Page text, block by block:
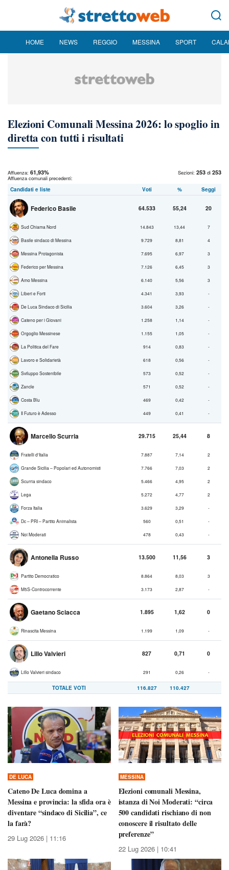
HOME NEWS REGGIO MESSINA SPORT
Elezioni Comunali Messina 2026: lo spoglio in
diretta con tutti i risultati
Affluenza: 61,93%
Affluenza comunali precedenti:
Sezioni: 253 di 253
Candidati e liste Voti % Seggi
Federico Basile
Sud Chiama Nord
Basile sindaco di Messina
Messina Protagonista
Federico per Messina
Amo Messina
Liberi e Forti
De Luca Sindaco di Sicilia
Cateno per i Giovani
Orgoglio Messinese
La Politica del Fare
Lavoro e Solidarietà
Sviluppo Sostenibile
Zancle
Costa Blu
Il Futuro è Adesso
64.533
14.843
9.729
7.695
7.126
6.140
4.341
3.604
1.258
1.155
914
618
573
571
469
449
55,24
13,44
8,81
6,97
6,45
5,56
3,93
3,26
1,14
1,05
0,83
0,56
0,52
0,52
0,42
0,41
20
7
4
3
3
3
-
-
-
-
-
-
-
-
-
-
Marcello Scurria
Fratelli d'Italia
Grande Sicilia – Popolari ed Autonomisti
Scurria sindaco
Lega
Forza Italia
Dc – PRI – Partito Animalista
Noi Moderati
29.715
7.887
7.766
5.466
5.272
3.629
560
478
25,44
7,14
7,03
4,95
4,77
3,29
0,51
0,43
8
2
2
2
2
-
-
-
Antonella Russo
Partito Democratico
M5S-Controcorrente
13.500
8.864
3.173
11,56
8,03
2,87
3
3
-
Gaetano Sciacca
Rinascita Messina
1.895
1.199
1,62
1,09
0
-
Lillo Valvieri
Lillo Valvieri sindaco
827
291
0,71
0,26
0
-
TOTALE VOTI 116.827 110.427
DE LUCA
Cateno De Luca domina a
Messina e provincia: la sfida ora è
diventare “sindaco di Sicilia”, ce
la farà?
29 Lug 2026 | 11:16
MESSINA
Elezioni comunali Messina,
istanza di Noi Moderati: “circa
500 candidati rischiano di non
conoscere il risultato delle
preferenze”
22 Lug 2026 | 10:41